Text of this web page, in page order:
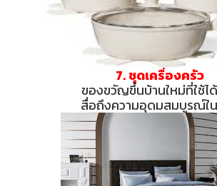
7. ชุดเครื่องครัว
ของขวัญขึ้นบ้านใหม่ที่ใช้ไ
สื่อถึงความอุดมสมบูรณ์ใ